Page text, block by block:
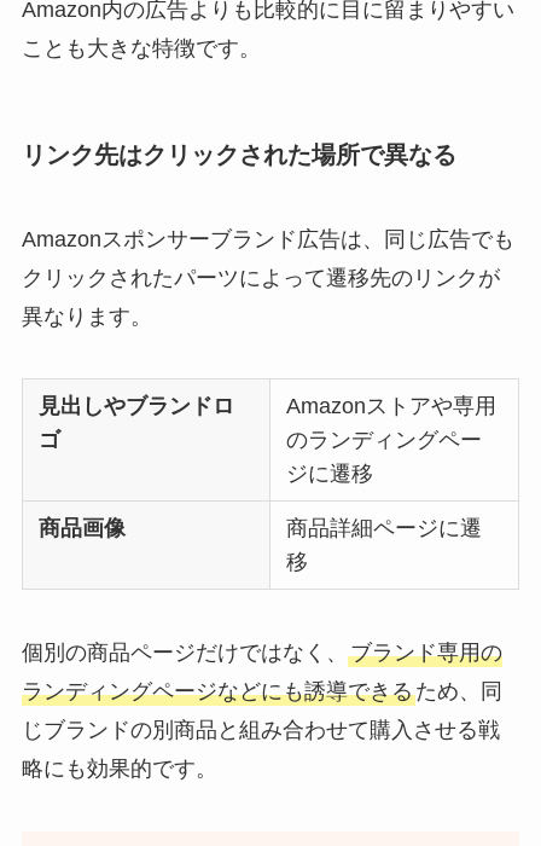
Amazon内の広告よりも比較的に目に留まりやすい
ことも大きな特徴です。
リンク先はクリックされた場所で異なる
Amazonスポンサーブランド広告は、同じ広告でも
クリックされたパーツによって遷移先のリンクが
異なります。
見出しやブランドロ
ゴ
Amazonストアや専用
のランディングペー
ジに遷移
商品画像
商品詳細ページに遷
移
個別の商品ページだけではなく、 ブランド専用の
ランディングページなどにも誘導できるため、同
じブランドの別商品と組み合わせて購入させる戦
略にも効果的です。